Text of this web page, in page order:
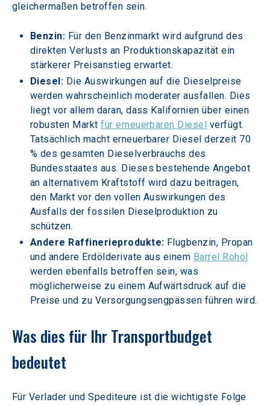
gleichermaßen betroffen sein.
Benzin: Für den Benzinmarkt wird aufgrund des
direkten Verlusts an Produktionskapazität ein
stärkerer Preisanstieg erwartet.
Diesel: Die Auswirkungen auf die Dieselpreise
werden wahrscheinlich moderater ausfallen. Dies
liegt vor allem daran, dass Kalifornien über einen
robusten Markt für erneuerbaren Diesel verfügt.
Tatsächlich macht erneuerbarer Diesel derzeit 70
% des gesamten Dieselverbrauchs des
Bundesstaates aus. Dieses bestehende Angebot
an alternativem Kraftstoff wird dazu beitragen,
den Markt vor den vollen Auswirkungen des
Ausfalls der fossilen Dieselproduktion zu
schützen.
Andere Raffinerieprodukte: Flugbenzin, Propan
und andere Erdölderivate aus einem Barrel Rohöl
werden ebenfalls betroffen sein, was
möglicherweise zu einem Aufwärtsdruck auf die
Preise und zu Versorgungsengpässen führen wird.
Was dies für Ihr Transportbudget
bedeutet
Für Verlader und Spediteure ist die wichtigste Folge